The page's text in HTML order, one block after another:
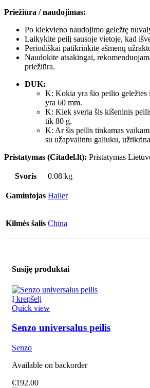
Priežiūra / naudojimas:
Po kiekvieno naudojimo geležtę
Laikykite peilį sausoje vietoje, kad
Periodiškai patikrinkite ašmenų
Naudokite atsakingai,
priežiūra.
DUK:
K: Kokia yra šio peilio geležtės
yra 60 mm.
K: Kiek sveria šis kišeninis
tik 80 g.
K: Ar šis peilis tinkamas
su užapvalintu galiuku,
Pristatymas (Citadel.lt): Pristatymas
Svoris 0.08 kg
Gamintojas Haller
Kilmės šalis China
Susiję produktai
Į krepšelį
Quick view
Senzo universalus peilis
Senzo
Available on backorder
€192.00